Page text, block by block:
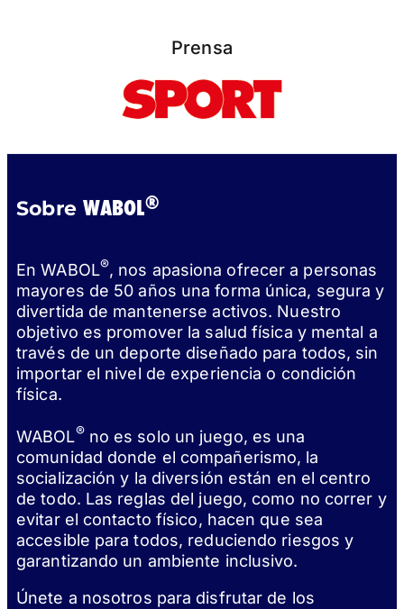
Prensa
Sobre WABOL®
En WABOL®, nos apasiona ofrecer a personas
mayores de 50 años una forma única, segura y
divertida de mantenerse activos. Nuestro
objetivo es promover la salud física y mental a
través de un deporte diseñado para todos, sin
importar el nivel de experiencia o condición
física.
WABOL®no es solo un juego, es una
comunidad donde el compañerismo, la
socialización y la diversión están en el centro
de todo. Las reglas del juego, como no correr y
evitar el contacto físico, hacen que sea
accesible para todos, reduciendo riesgos y
garantizando un ambiente inclusivo.
Únete a nosotros para disfrutar de los